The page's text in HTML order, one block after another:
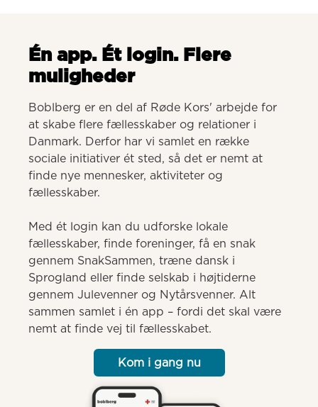
Én app. Ét login. Flere
muligheder
Boblberg er en del af Røde Kors' arbejde for
at skabe flere fællesskaber og relationer i
Danmark. Derfor har vi samlet en række
sociale initiativer ét sted, så det er nemt at
finde nye mennesker, aktiviteter og
fællesskaber.
Med ét login kan du udforske lokale
fællesskaber, finde foreninger, få en snak
gennem SnakSammen, træne dansk i
Sprogland eller finde selskab i højtiderne
gennem Julevenner og Nytårsvenner. Alt
sammen samlet i én app – fordi det skal være
nemt at finde vej til fællesskabet.
Kom i gang nu